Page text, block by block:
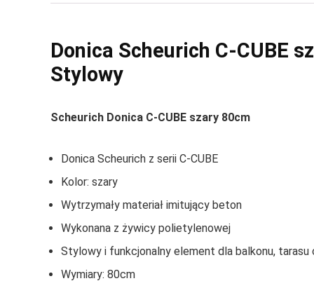
Donica Scheurich C-CUBE
Stylowy
Scheurich Donica C-CUBE szary 80cm
Donica Scheurich z serii C-CUBE
Kolor: szary
Wytrzymały materiał imitujący beton
Wykonana z żywicy polietylenowej
Stylowy i funkcjonalny element dla balkonu, tarasu
Wymiary: 80cm